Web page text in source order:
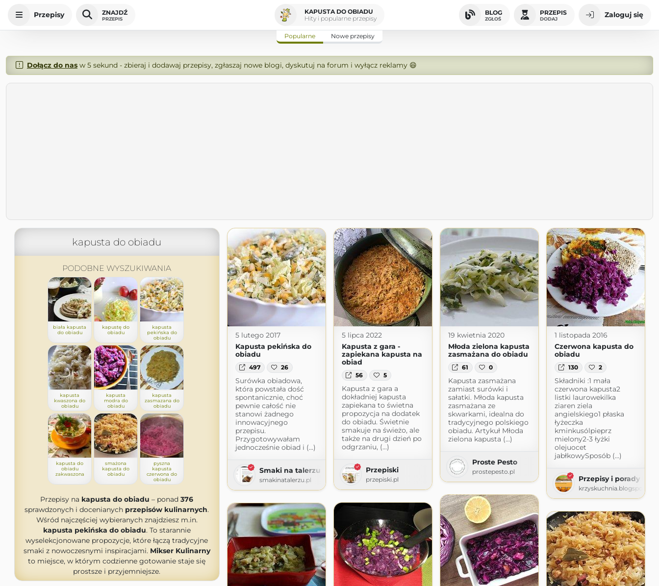
Przepisy ZNAJDŹ
PRZEPIS
KAPUSTA DO OBIADU
Hity i popularne przepisy
BLOG
ZGŁOŚ
PRZEPIS
DODAJ Zaloguj się
Popularne Nowe przepisy
Dołącz do nasw 5 sekund - zbieraj i dodawaj przepisy, zgłaszaj nowe blogi, dyskutuj na forum i wyłącz reklamy 😄
kapusta do obiadu
PODOBNE WYSZUKIWANIA
biała kapusta
do obiadu
kapustę do
obiadu
kapusta
pekińska do
obiadu
kapusta
kwaszona do
obiadu
kapusta
modra do
obiadu
kapusta
zasmazana do
obiadu
kapusta do
obiadu
zakwaszona
smażona
kapusta do
obiadu
pyszna
kapusta
czerwona do
obiadu
Przepisy na kapusta do obiadu – ponad 376
sprawdzonych i docenianych przepisów kulinarnych.
Wśród najczęściej wybieranych znajdziesz m.in.
kapusta pekińska do obiadu. To starannie
wyselekcjonowane propozycje, które łączą tradycyjne
smaki z nowoczesnymi inspiracjami. Mikser Kulinarny
to miejsce, w którym codzienne gotowanie staje się
prostsze i przyjemniejsze.
5 lutego 2017
Kapusta pekińska do
obiadu
497 26
Surówka obiadowa,
która powstała dość
spontanicznie, choć
pewnie całość nie
stanowi żadnego
innowacyjnego
przepisu.
Przygotowywałam
jednocześnie obiad i (...)
Smaki na talerzu
smakinatalerzu.pl
5 lipca 2022
Kapusta z gara -
zapiekana kapusta na
obiad
56 5
Kapusta z gara a
dokładniej kapusta
zapiekana to świetna
propozycja na dodatek
do obiadu. Świetnie
smakuje na świeżo, ale
także na drugi dzień po
odgrzaniu, (...)
Przepiski
przepiski.pl
19 kwietnia 2020
Młoda zielona kapusta
zasmażana do obiadu
61 0
Kapusta zasmażana
zamiast surówki i
sałatki. Młoda kapusta
zasmażana ze
skwarkami, idealna do
tradycyjnego polskiego
obiadu. Artykuł Młoda
zielona kapusta (...)
Proste Pesto
prostepesto.pl
1 listopada 2016
Czerwona kapusta do
obiadu
130 2
Składniki :1 mała
czerwona kapusta2
listki laurowekilka
ziaren ziela
angielskiego1 płaska
łyżeczka
kminkusólpieprz
mielony2-3 łyżki
olejuocet
jabłkowySposób (...)
Przepisy i porady